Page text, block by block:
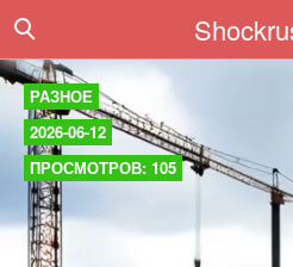
РАЗНОЕ
2026-06-12
ПРОСМОТРОВ: 105